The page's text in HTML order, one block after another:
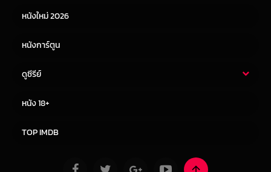
หนังใหม่ 2026
หนังการ์ตูน
ดูซีรีย์
หนัง 18+
TOP IMDB